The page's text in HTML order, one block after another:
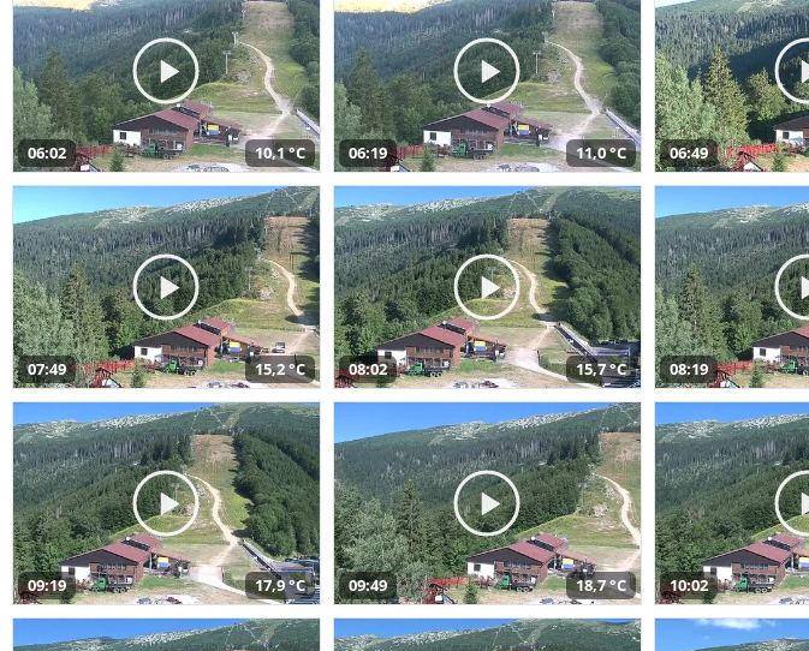
06:02 10,1 °C 06:19 11,0 °C 06:49
07:49 15,2 °C 08:02 15,7 °C 08:19
09:19 17,9 °C 09:49 18,7 °C 10:02